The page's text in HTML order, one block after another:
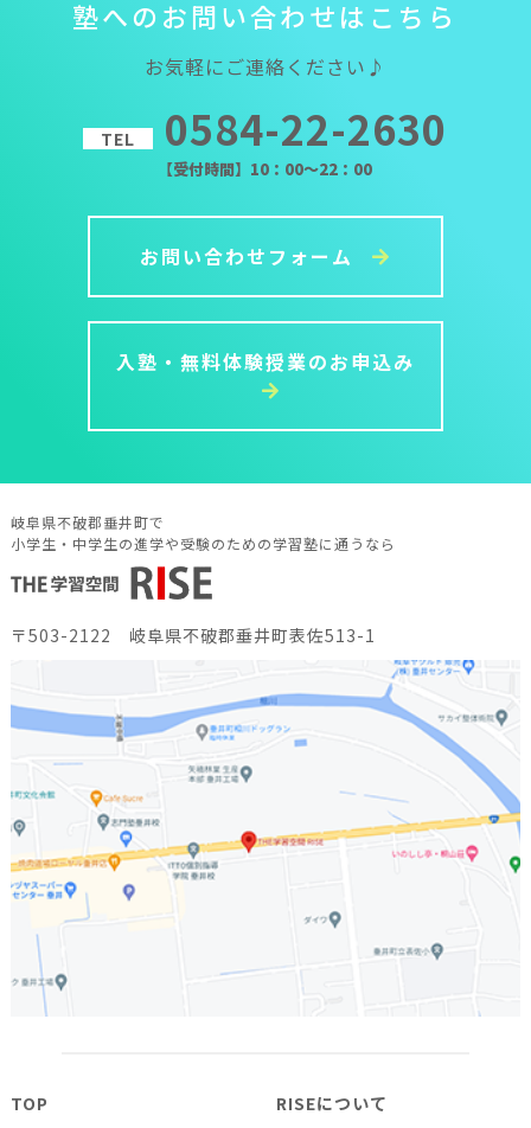
塾への お問い合わせは こ ち ら
お気軽にご連絡ください♪
TEL 0584-22-2630
【受付時間】10：00～22：00
お問い合わせフォーム
入塾・無料体験授業のお申込み
岐阜県不破郡垂井町で
小学生・中学生の進学や受験のための学習塾に通うなら
〒503-2122 岐阜県不破郡垂井町表佐513-1
TOP RISEについて